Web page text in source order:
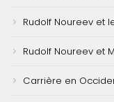
Rudolf Noureev et
Rudolf Noureev et
Carrière en